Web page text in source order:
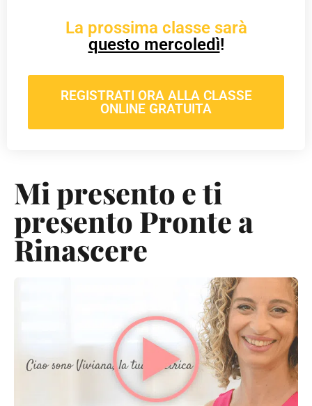
La prossima classe sarà
questo mercoledì!
REGISTRATI ORA ALLA CLASSE
ONLINE GRATUITA
Mi presento e ti
presento Pronte a
Rinascere